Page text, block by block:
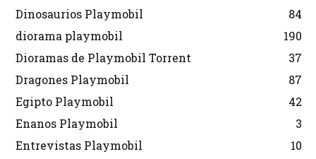
Dinosaurios Playmobil
84
diorama playmobil
190
Dioramas de Playmobil Torrent
37
Dragones Playmobil
87
Egipto Playmobil
42
Enanos Playmobil
3
Entrevistas Playmobil
10